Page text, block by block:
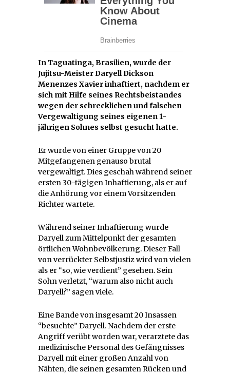
In Taguatinga, Brasilien, wurde der
Jujitsu-Meister Daryell Dickson
Menenzes Xavier inhaftiert, nachdem er
sich mit Hilfe seines Rechtsbeistandes
wegen der schrecklichen und falschen
Vergewaltigung seines eigenen 1-
jährigen Sohnes selbst gesucht hatte.
Er wurde von einer Gruppe von 20
Mitgefangenen genauso brutal
vergewaltigt. Dies geschah während seiner
ersten 30-tägigen Inhaftierung, als er auf
die Anhörung vor einem Vorsitzenden
Richter wartete.
Während seiner Inhaftierung wurde
Daryell zum Mittelpunkt der gesamten
örtlichen Wohnbevölkerung. Dieser Fall
von verrückter Selbstjustiz wird von vielen
als er “so, wie verdient” gesehen. Sein
Sohn verletzt, “warum also nicht auch
Daryell?” sagen viele.
Eine Bande von insgesamt 20 Insassen
“besuchte” Daryell. Nachdem der erste
Angriff verübt worden war, verarztete das
medizinische Personal des Gefängnisses
Daryell mit einer großen Anzahl von
Nähten, die seinen gesamten Rücken und